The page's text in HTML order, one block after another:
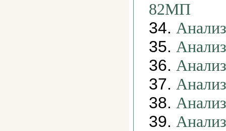
82МП
34.
35.
36.
37.
38.
39.